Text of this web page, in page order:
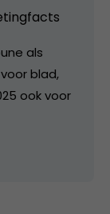
als
blad,
ook voor